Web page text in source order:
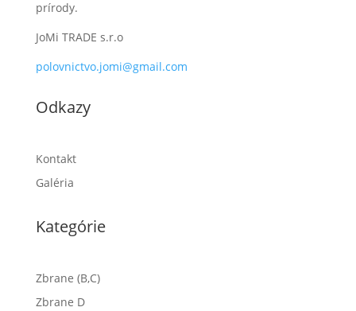
prírody.
JoMi TRADE s.r.o
polovnictvo.jomi@gmail.com
Odkazy
Kontakt
Galéria
Kategórie
Zbrane (B,C)
Zbrane D